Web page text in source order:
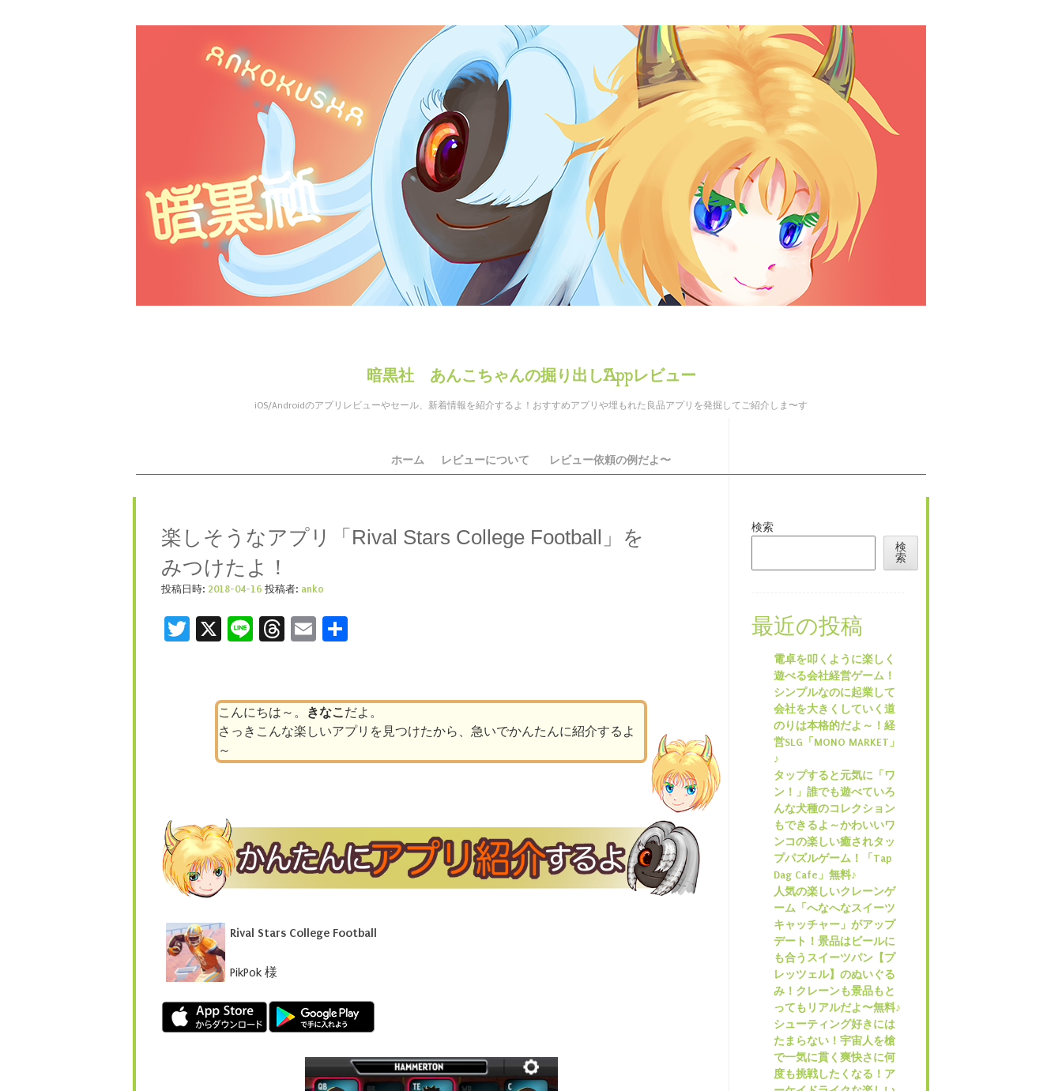
暗黒社 あんこちゃんの掘り出しAppレビュー
iOS/Androidのアプリレビューやセール、新着情報を紹介するよ！おすすめアプリや埋もれた良品アプリを発掘してご紹介しま〜す
メニュー ホーム レビューについて レビュー依頼の例だよ〜
楽しそうなアプリ「Rival Stars College Football」を
みつけたよ！
投稿日時: 2018-04-16 投稿者: anko
Twitter
X LineThreads
Email
こんにちは～。 きなこ だよ。
さっきこんな楽しいアプリを見つけたから、急いでかんたんに紹介するよ
～
Rival Stars College Football
PikPok 様
検索
検
索
最近の投稿
電卓を叩くように楽しく
遊べる会社経営ゲーム！
シンプルなのに起業して
会社を大きくしていく道
のりは本格的だよ～！経
営SLG「MONO MARKET」
♪
タップすると元気に「ワ
ン！」誰でも遊べていろ
んな犬種のコレクション
もできるよ～かわいいワ
ンコの楽しい癒されタッ
プパズルゲーム！「Tap
Dag Cafe」無料♪
人気の楽しいクレーンゲ
ーム「へなへなスイーツ
キャッチャー」がアップ
デート！景品はビールに
も合うスイーツパン【プ
レッツェル】のぬいぐる
み！クレーンも景品もと
ってもリアルだよ〜無料♪
シューティング好きには
たまらない！宇宙人を槍
で一気に貫く爽快さに何
度も挑戦したくなる！ア